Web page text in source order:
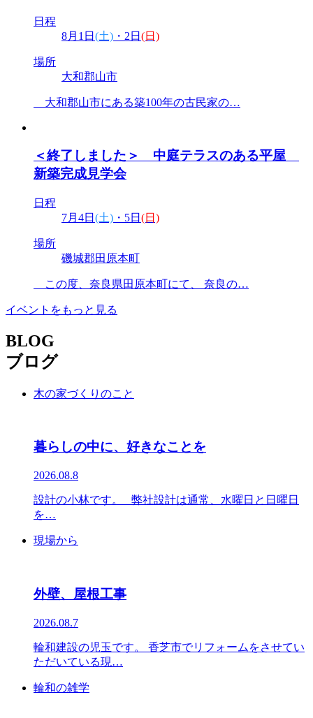
日程
8月1日 (土) ・2日 (日)
場所
大和郡山市
大和郡山市にある築100年の古民家の…
＜終了しました＞ 中庭テラスのある平屋
新築完成見学会
日程
7月4日 (土) ・5日 (日)
場所
磯城郡田原本町
この度、奈良県田原本町にて、 奈良の…
イベントをもっと見る
BLOG
ブログ
木の家づくりのこと
暮らしの中に、好きなことを
2026.08.8
設計の小林です。 弊社設計は通常、水曜日と日曜日
を…
現場から
外壁、屋根工事
2026.08.7
輪和建設の児玉です。 香芝市でリフォームをさせてい
ただいている現…
輪和の雑学